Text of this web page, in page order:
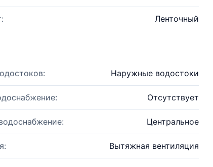
Ленточный
Наружные водостоки
Отсутствует
Центральное
Вытяжная вентиляция